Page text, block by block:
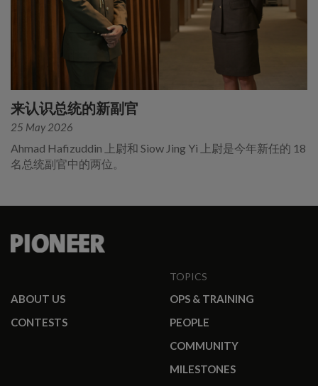
来认识总统的新副官
25 May 2026
Ahmad Hafizuddin 上尉和 Siow Jing Yi 上尉是今年新任的 18
名总统副官中的两位。
ABOUT US
CONTESTS
TOPICS
OPS & TRAINING
PEOPLE
COMMUNITY
MILESTONES